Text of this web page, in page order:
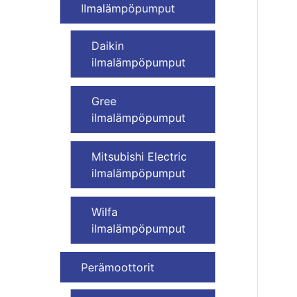
Ilmalämpöpumput
Daikin
ilmalämpöpumput
Gree
ilmalämpöpumput
Mitsubishi Electric
ilmalämpöpumput
Wilfa
ilmalämpöpumput
Perämoottorit